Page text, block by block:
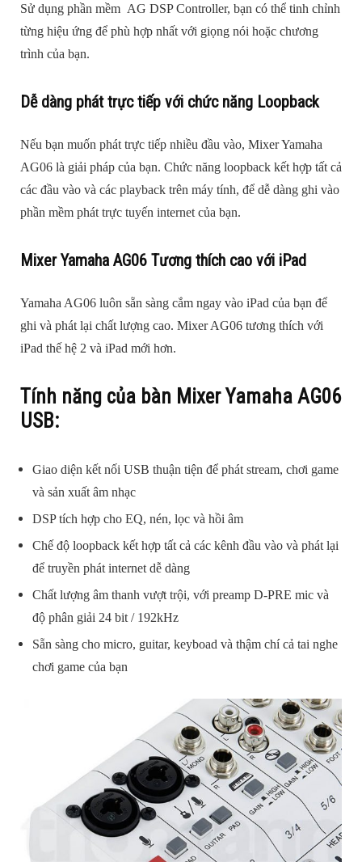
Sử dụng phần mềm AG DSP Controller, bạn có thể tinh chỉnh
từng hiệu ứng để phù hợp nhất với giọng nói hoặc chương
trình của bạn.
Dễ dàng phát trực tiếp với chức năng Loopback
Nếu bạn muốn phát trực tiếp nhiều đầu vào, Mixer Yamaha
AG06 là giải pháp của bạn. Chức năng loopback kết hợp tất cả
các đầu vào và các playback trên máy tính, để dễ dàng ghi vào
phần mềm phát trực tuyến internet của bạn.
Mixer Yamaha AG06 Tương thích cao với iPad
Yamaha AG06 luôn sẵn sàng cắm ngay vào iPad của bạn để
ghi và phát lại chất lượng cao. Mixer AG06 tương thích với
iPad thế hệ 2 và iPad mới hơn.
Tính năng của bàn Mixer Yamaha AG06
USB:
Giao diện kết nối USB thuận tiện để phát stream, chơi game
và sản xuất âm nhạc
DSP tích hợp cho EQ, nén, lọc và hồi âm
Chế độ loopback kết hợp tất cả các kênh đầu vào và phát lại
để truyền phát internet dễ dàng
Chất lượng âm thanh vượt trội, với preamp D-PRE mic và
độ phân giải 24 bit / 192kHz
Sẵn sàng cho micro, guitar, keyboad và thậm chí cả tai nghe
chơi game của bạn